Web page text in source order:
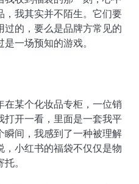
我其实并不陌生。它们要
的，要么是品牌方常见的
一场预知的游戏。
某个化妆品专柜，一位销
开一看，里面是一套我平
瞬间，我感到了一种被理解
小红书的福袋不仅仅是物
。